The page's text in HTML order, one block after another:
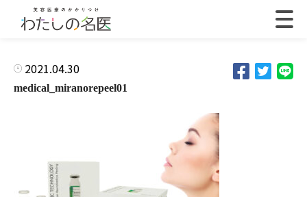
2021.04.30
medical_miranorepeel01